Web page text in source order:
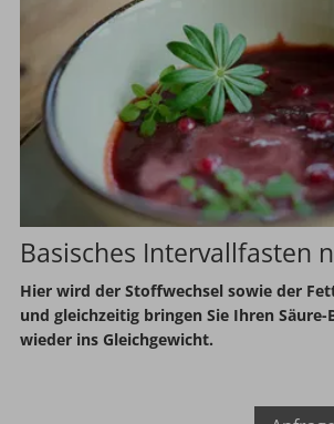
Basisches Intervallfasten
Hier wird der Stoffwechsel sowie der
und gleichzeitig bringen Sie Ihren Säure-
wieder ins Gleichgewicht.